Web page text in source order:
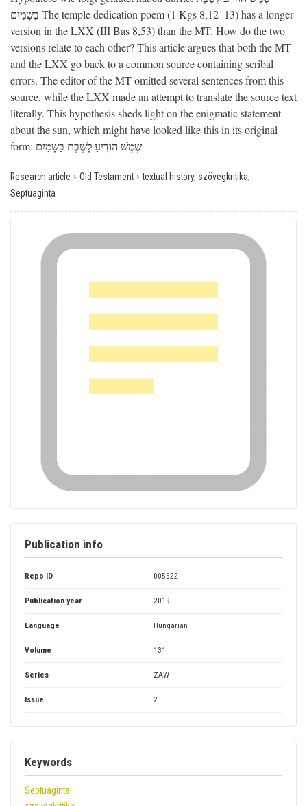
בַשָמַיִם The temple dedication poem (1 Kgs 8,12–13) has a longer
version in the LXX (III Bas 8,53) than the MT. How do the two
versions relate to each other? This article argues that both the MT
and the LXX go back to a common source containing scribal
errors. The editor of the MT omitted several sentences from this
source, while the LXX made an attempt to translate the source text
literally. This hypothesis sheds light on the enigmatic statement
about the sun, which might have looked like this in its original
form: שֶמֶשׁ הוֹדִיעַ לָשֶבֶת בַשָמַיִם
Research article › Old Testament ›textual history, szövegkritika,
Septuaginta
Publication info
Repo ID 005622
Publication year 2019
Language Hungarian
Volume 131
Series ZAW
Issue 2
Keywords
Septuaginta